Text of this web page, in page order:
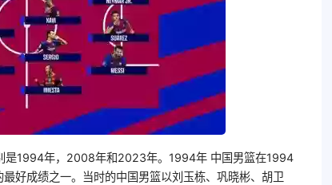
是1994年，2008年和2023年。1994年 中国男篮在1994
好成绩之一。当时的中国男篮以刘玉栋、巩晓彬、胡卫